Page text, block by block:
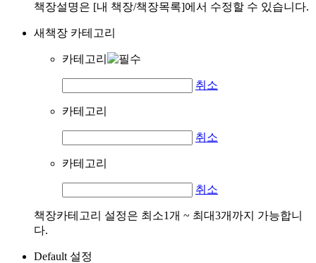
책장설명은 [내 책장/책장목록]에서 수정할 수 있습니다.
새책장 카테고리
카테고리
취소
카테고리
취소
카테고리
취소
책장카테고리 설정은 최소1개 ~ 최대3개까지 가능합니
다.
Default 설정